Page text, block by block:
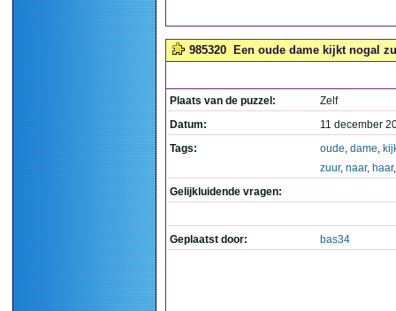
985320 Een oude dame kijkt nogal
Plaats van de puzzel:
Zelf
Datum:
11 december
Tags:
oude, dame,
zuur, naar, haar
Gelijkluidende vragen:
Geplaatst door: bas34